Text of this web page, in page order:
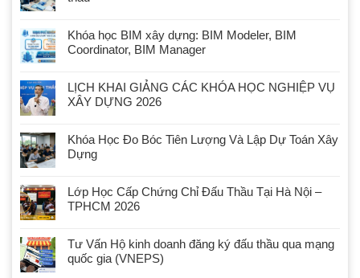
Khóa học BIM xây dựng: BIM Modeler, BIM
Coordinator, BIM Manager
LỊCH KHAI GIẢNG CÁC KHÓA HỌC NGHIỆP VỤ
XÂY DỰNG 2026
Khóa Học Đo Bóc Tiên Lượng Và Lập Dự Toán Xây
Dựng
Lớp Học Cấp Chứng Chỉ Đấu Thầu Tại Hà Nội –
TPHCM 2026
Tư Vấn Hộ kinh doanh đăng ký đấu thầu qua mạng
quốc gia (VNEPS)